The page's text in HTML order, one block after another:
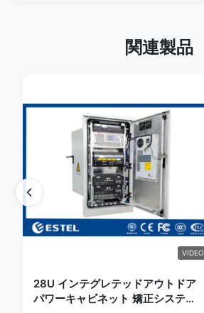
関連製品
VIDEO
28U インテグレテッドアウトドア
パワーキャビネット 矯正システム